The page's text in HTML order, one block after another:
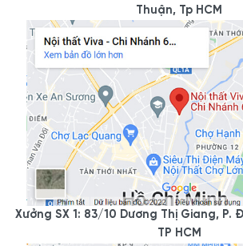
Thuận, Tp HCM
Xưởng SX 1: 83/10 Dương Thị Giang, P.
TP HCM